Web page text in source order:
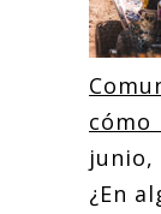
cómo
junio,
¿En